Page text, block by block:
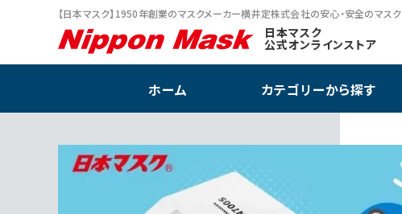
【日本マスク】1950年創業のマスクメーカー横井定株式会社の安心・安全のマスク
日本マスク
公式オンラインストア
ホーム カテゴリーから探す
キャラクター雑貨
数量限定！在庫限り！！